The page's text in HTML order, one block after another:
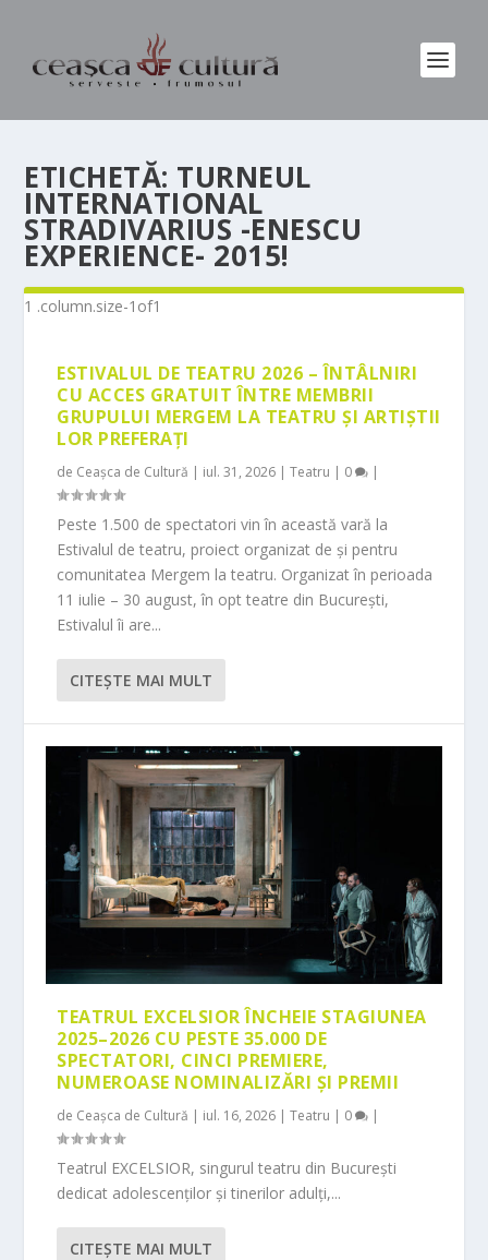
ETICHETĂ: TURNEUL
INTERNATIONAL
STRADIVARIUS -ENESCU
EXPERIENCE- 2015!
ESTIVALUL DE TEATRU 2026 – ÎNTÂLNIRI
CU ACCES GRATUIT ÎNTRE MEMBRII
GRUPULUI MERGEM LA TEATRU ȘI ARTIȘTII
LOR PREFERAȚI
de Ceașca de Cultură | iul. 31, 2026 |Teatru | 0 |
Peste 1.500 de spectatori vin în această vară la
Estivalul de teatru, proiect organizat de și pentru
comunitatea Mergem la teatru. Organizat în perioada
11 iulie – 30 august, în opt teatre din București,
Estivalul îi are...
CITEŞTE MAI MULT
TEATRUL EXCELSIOR ÎNCHEIE STAGIUNEA
2025–2026 CU PESTE 35.000 DE
SPECTATORI, CINCI PREMIERE,
NUMEROASE NOMINALIZĂRI ȘI PREMII
de Ceașca de Cultură | iul. 16, 2026 |Teatru | 0 |
Teatrul EXCELSIOR, singurul teatru din București
dedicat adolescenților și tinerilor adulți,...
CITEŞTE MAI MULT